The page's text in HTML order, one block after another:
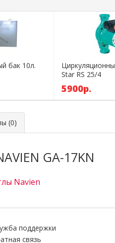
бак 10л.
Star RS 25/4
5900р.
(0)
GA-17KN
Navien
поддержки
связь